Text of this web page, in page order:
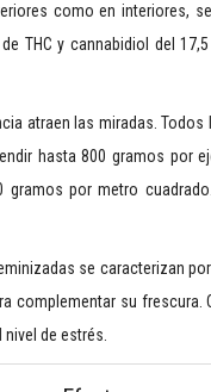
como en interiores,
THC y cannabidiol del
atraen las miradas.
hasta 800 gramos por
gramos por metro
se caracterizan
complementar su
de estrés.